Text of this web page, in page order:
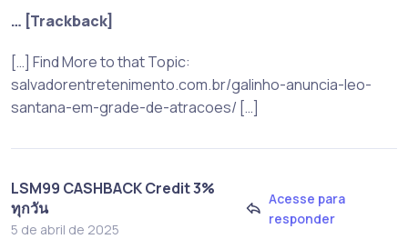
… [Trackback]
[…] Find More to that Topic:
salvadorentretenimento.com.br/galinho-anuncia-leo-
santana-em-grade-de-atracoes/ […]
LSM99 CASHBACK Credit 3%
ทุกวัน
5 de abril de 2025
Acesse para
responder